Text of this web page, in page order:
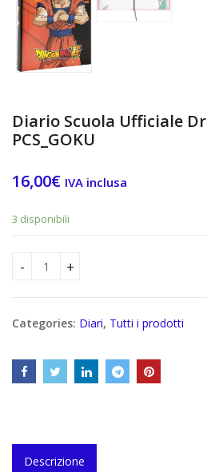
Diario Scuola Ufficiale
PCS_GOKU
16,00€ IVA inclusa
3 disponibili
Diario Scuola Ufficiale Dragon Ball
Categories: Diari, Tutti i prodotti
Descrizione